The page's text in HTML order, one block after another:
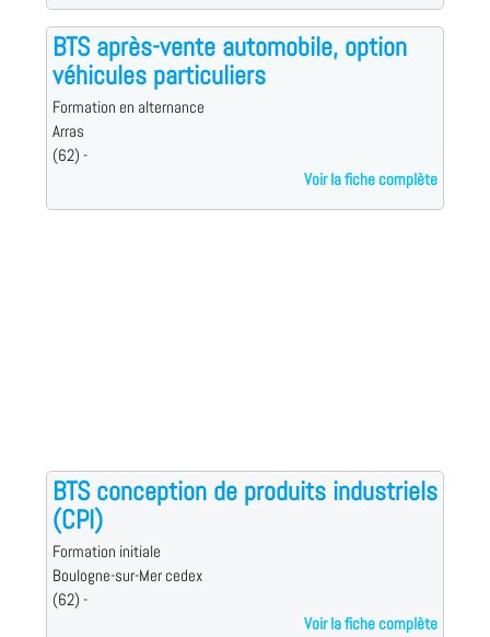
BTS après-vente automobile, option
véhicules particuliers
Formation en alternance
Arras
(62) -
Voir la fiche complète
BTS conception de produits industriels
(CPI)
Formation initiale
Boulogne-sur-Mer cedex
(62) -
Voir la fiche complète